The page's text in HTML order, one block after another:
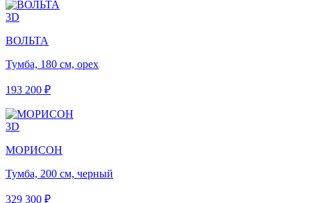
3D
ВОЛЬТА
Тумба, 180 см, орех
193 200 ₽
3D
МОРИСОН
Тумба, 200 см, черный
329 300 ₽